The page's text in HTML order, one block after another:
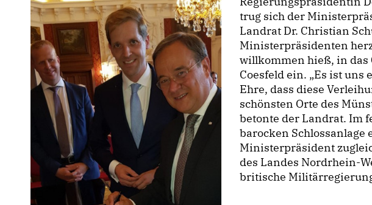
trug sich der
Landrat Dr. Christian
Ministerpräsidenten
willkommen hieß, in das
Coesfeld ein. „Es ist uns
Ehre, dass diese
schönsten Orte des
betonte der Landrat. Im
barocken Schlossanlage
Ministerpräsident
des Landes Nordrhein-
britische